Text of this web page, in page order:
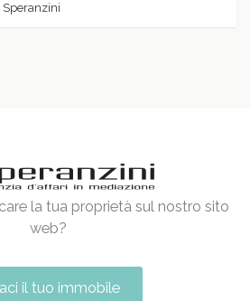
Speranzini
la tua proprietà sul nostro sito
web?
il tuo immobile